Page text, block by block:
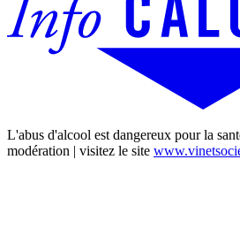
L'abus d'alcool est dangereux pour la
modération | visitez le site